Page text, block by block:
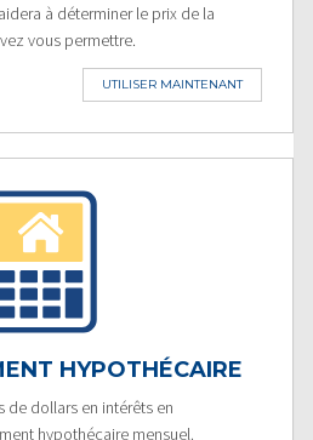
à déterminer le prix de la
vous permettre.
UTILISER MAINTENANT
HYPOTHÉCAIRE
de dollars en intérêts en
hypothécaire mensuel.